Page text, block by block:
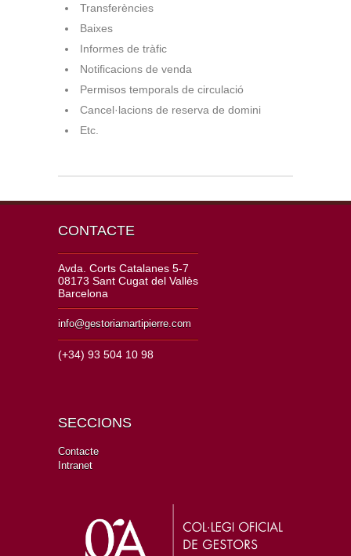
Transferències
Baixes
Informes de tràfic
Notificacions de venda
Permisos temporals de circulació
Cancel·lacions de reserva de domini
Etc.
CONTACTE
Avda. Corts Catalanes 5-7
08173 Sant Cugat del Vallès
Barcelona
info@gestoriamartipierre.com
(+34) 93 504 10 98
SECCIONS
Contacte
Intranet